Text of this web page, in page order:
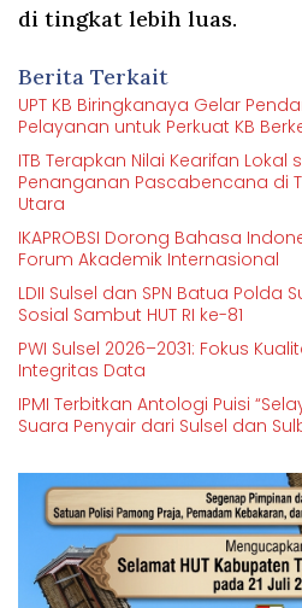
di tingkat lebih luas.
Berita Terkait
UPT KB Biringkanaya Gelar
Pelayanan untuk Perkuat KB
ITB Terapkan Nilai Kearifan
Penanganan Pascabencana di
Utara
IKAPROBSI Dorong Bahasa
Forum Akademik Internasional
LDII Sulsel dan SPN Batua Polda
Sosial Sambut HUT RI ke-81
PWI Sulsel 2026–2031: Fokus
Integritas Data
IPMI Terbitkan Antologi Puisi
Suara Penyair dari Sulsel dan